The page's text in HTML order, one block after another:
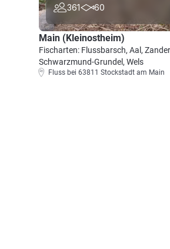
361 60
Main (Kleinostheim)
Fischarten: Flussbarsch, Aal,
Schwarzmund-Grundel, Wels
Fluss bei 63811 Stockstadt am Main